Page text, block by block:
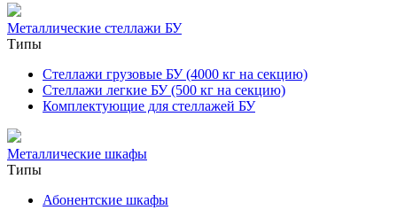
Металлические стеллажи БУ
Типы
Стеллажи грузовые БУ (4000 кг на секцию)
Стеллажи легкие БУ (500 кг на секцию)
Комплектующие для стеллажей БУ
Металлические шкафы
Типы
Абонентские шкафы